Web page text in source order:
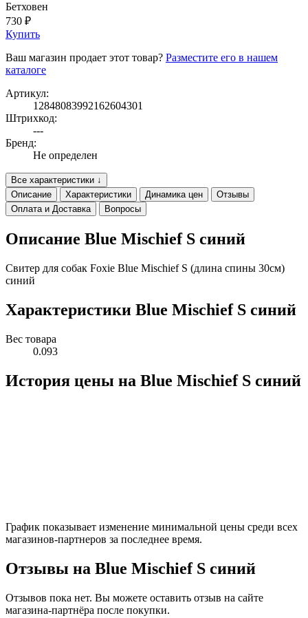
Бетховен
730 ₽
Купить
Ваш магазин продает этот товар? Разместите его в нашем
каталоге
Артикул:
12848083992162604301
Штрихкод:
---
Бренд:
Не определен
Все характеристики ↓
Описание
Характеристики Динамика цен
Отзывы
Оплата и Доставка
Вопросы
Описание Blue Mischief S синий
Свитер для собак Foxie Blue Mischief S (длина спины 30см)
синий
Характеристики Blue Mischief S синий
Вес товара
0.093
История цены на Blue Mischief S синий
График показывает изменение минимальной цены среди всех
магазинов-партнеров за последнее время.
Отзывы на Blue Mischief S синий
Отзывов пока нет. Вы можете оставить отзыв на сайте
магазина-партнёра после покупки.